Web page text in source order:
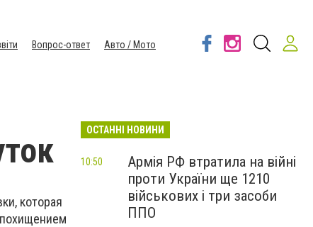
Вопрос-ответ
Авто / Мото
которая
ОСТАННІ НОВИНИ
Армія РФ втратила на війні
проти України ще 1210
військових і три засоби
ППО
10:50